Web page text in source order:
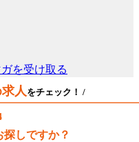
人をチェック！ /
しですか？